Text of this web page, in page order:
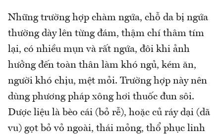
Những trường hợp chàm ngứa, chỗ da bị ngứa
thường dày lên từng đám, thậm chí thâm tím
lại, có nhiều mụn và rất ngứa, đôi khi ảnh
hưởng đến toàn thân làm khó ngủ, kém ăn,
người khó chịu, mệt mỏi. Trường hợp này nên
dùng phương pháp xông hơi thuốc đun sôi.
Dược liệu là bèo cái (bỏ rễ), hoặc củ ráy dại (dã
vu) gọt bỏ vỏ ngoài, thái mỏng, thổ phục linh